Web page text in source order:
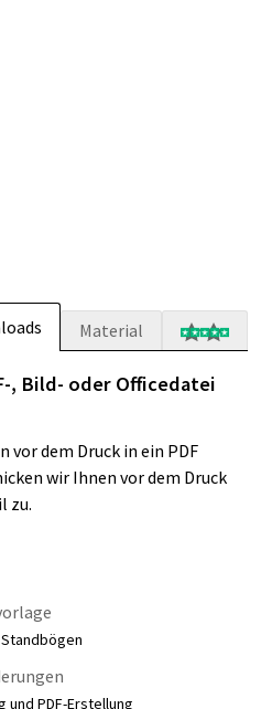
Material
, Bild- oder Officedatei
vor dem Druck in ein PDF
wir Ihnen vor dem Druck
zu.
und PDF-Erstellung